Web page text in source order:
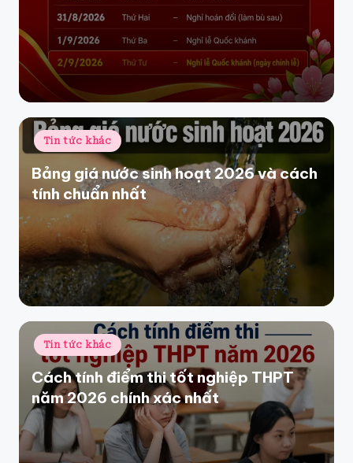
Posted
in
Tin tức khác
Bảng giá nước sinh hoạt 2026 và cách
tính chuẩn nhất
Posted
in
Tin tức khác
Cách tính điểm thi tốt nghiệp THPT
năm 2026 chính xác nhất